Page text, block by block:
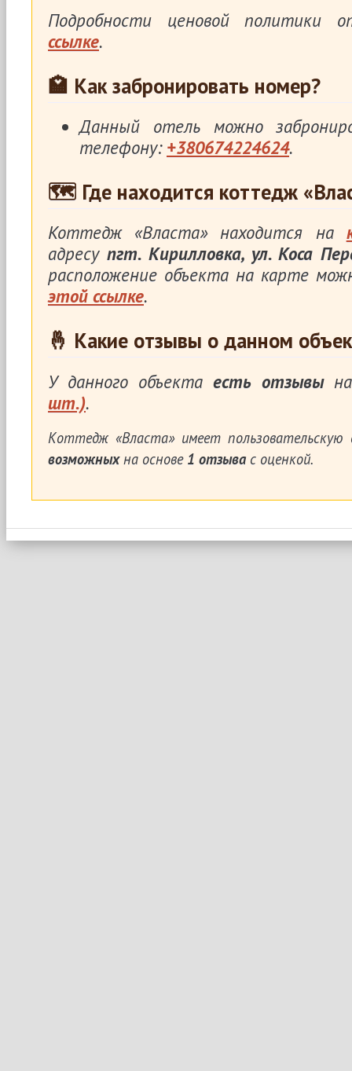
Подробности ценовой политики
ссылке.
🏩 Как забронировать номер?
Данный отель можно
телефону: +380674224624.
🗺 Где находится коттедж
Коттедж «Власта» находится на
адресу пгт. Кирилловка, ул. Коса
расположение объекта на карте
этой ссылке.
🤞 Какие отзывы о данном
У данного объекта есть отзывы
шт.).
Коттедж «Власта»имеет пользовательскую
возможныхна основе 1 отзывас оценкой.